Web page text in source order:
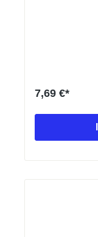
7,69 €*